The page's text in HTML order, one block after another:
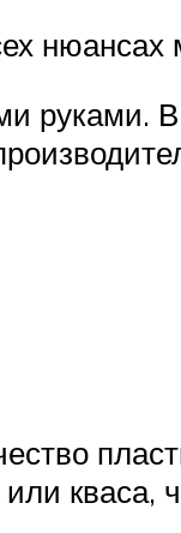
нюансах
руками.
или